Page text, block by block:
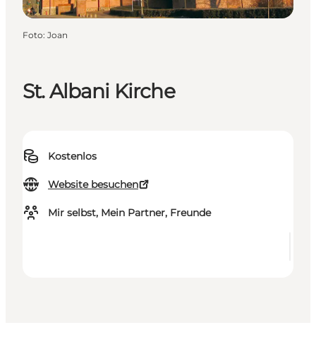
St. Albani Kirche
Kostenlos
Website besuchen
Mir selbst, Mein Partner, Freunde
Foto: Joan